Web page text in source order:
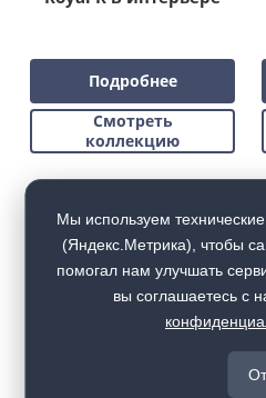
Подробнее
Смотреть
коллекцию
Входная
металлическая дверь
Форвард 2.2
Мы используем
(Яндекс.Метрика), чтобы
помогал нам улучшать
вы соглашаетесь с